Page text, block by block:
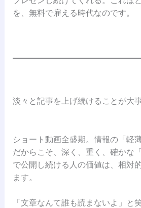
を、無料で雇える時代なのです。
淡々と記事を上げ続けることが大
ショート動画全盛期。情報の「軽
だからこそ、深く、重く、確かな
で公開し続ける人の価値は、相対
ます。
「文章なんて誰も読まないよ」と